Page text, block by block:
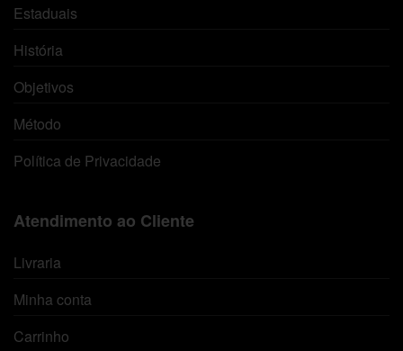
Estaduais
História
Objetivos
Método
Política de Privacidade
Atendimento ao Cliente
Livraria
Minha conta
Carrinho